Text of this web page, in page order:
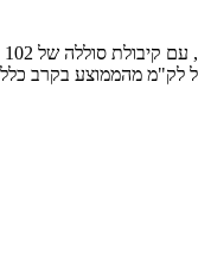
, עם קיבולת סוללה של 102